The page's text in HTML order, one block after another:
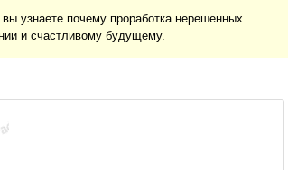
узнаете почему проработка нерешенных
и счастливому будущему.